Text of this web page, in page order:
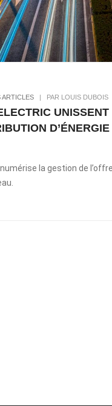
ARTICLES | PAR LOUIS DUBOIS
la gestion de